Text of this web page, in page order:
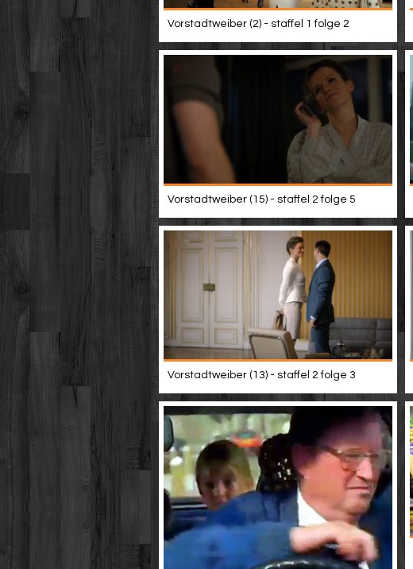
Vorstadtweiber (2) - staffel 1 folge 2
Vorstadtweiber (15) - staffel 2 folge 5
Vorstadtweiber (13) - staffel 2 folge 3